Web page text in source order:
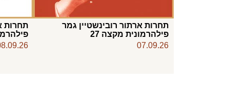
תחרות ארתור רובינשטיין גמר
פילהרמונית מקצה 27
07.09.26
תחרות